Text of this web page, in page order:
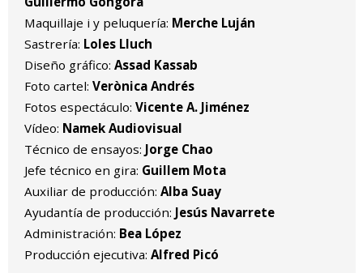
Maquillaje i y peluquería: Merche Luján
Sastrería: Loles Lluch
Diseño gráfico: Assad Kassab
Foto cartel: Verònica Andrés
Fotos espectáculo: Vicente A. Jiménez
Vídeo: Namek Audiovisual
Técnico de ensayos: Jorge Chao
Jefe técnico en gira: Guillem Mota
Auxiliar de producción: Alba Suay
Ayudantía de producción: Jesús Navarrete
Administración: Bea López
Producción ejecutiva: Alfred Picó